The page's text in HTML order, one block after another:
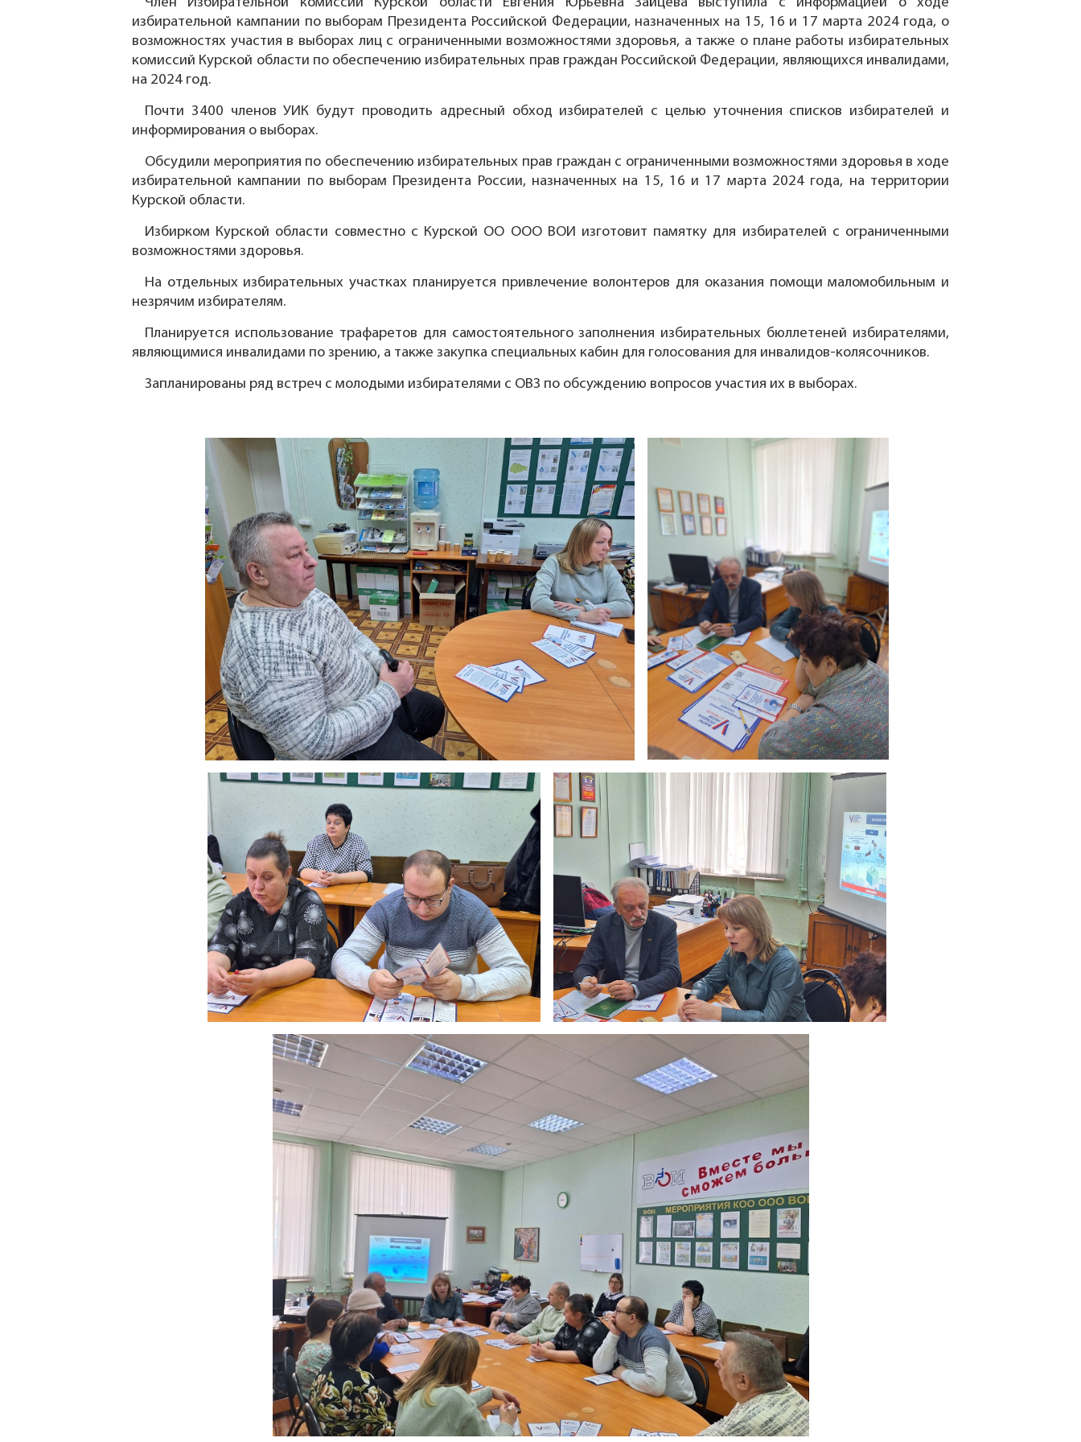
избирательной кампании по выборам Президента Российской Федерации, назначенных на 15, 16 и 17 марта 2024 года, о
возможностях участия в выборах лиц с ограниченными возможностями здоровья, а также о плане работы избирательных
комиссий Курской области по обеспечению избирательных прав граждан Российской Федерации, являющихся инвалидами,
на 2024 год.
Почти 3400 членов УИК будут проводить адресный обход избирателей с целью уточнения списков избирателей и
информирования о выборах.
Обсудили мероприятия по обеспечению избирательных прав граждан с ограниченными возможностями здоровья в ходе
избирательной кампании по выборам Президента России, назначенных на 15, 16 и 17 марта 2024 года, на территории
Курской области.
Избирком Курской области совместно с Курской ОО ООО ВОИ изготовит памятку для избирателей с ограниченными
возможностями здоровья.
На отдельных избирательных участках планируется привлечение волонтеров для оказания помощи маломобильным и
незрячим избирателям.
Планируется использование трафаретов для самостоятельного заполнения избирательных бюллетеней избирателями,
являющимися инвалидами по зрению, а также закупка специальных кабин для голосования для инвалидов-колясочников.
Запланированы ряд встреч с молодыми избирателями с ОВЗ по обсуждению вопросов участия их в выборах.